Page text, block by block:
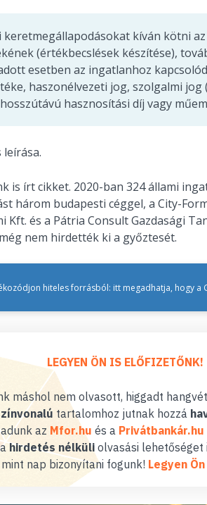
keretmegállapodásokat kíván kötni
(értékbecslések készítése),
esetben az ingatlanhoz
haszonélvezeti jog, szolgalmi
hasznosítási díj vagy
is írt cikket. 2020-ban 324 állami
három budapesti céggel, a City-Form
Kft. és a Pátria Consult Gazdasági
nem hirdették ki a győztesét.
hiteles forrásból: itt megadhatja, hogy a
LEGYEN ÖN IS ELŐFIZETŐNK!
máshol nem olvasott, higgadt
tartalomhoz jutnak hozzá
az Mfor.hu és a Privátbankár.hu
hirdetés nélküliolvasási lehetőséget
nap bizonyítani fogunk! Legyen